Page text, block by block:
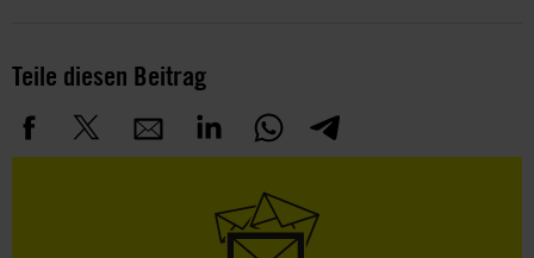
Teile diesen Beitrag